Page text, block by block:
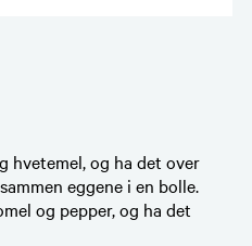
hvetemel, og ha det over
eggene i en bolle.
og pepper, og ha det